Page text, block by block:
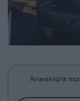
Ανακαλύψτε